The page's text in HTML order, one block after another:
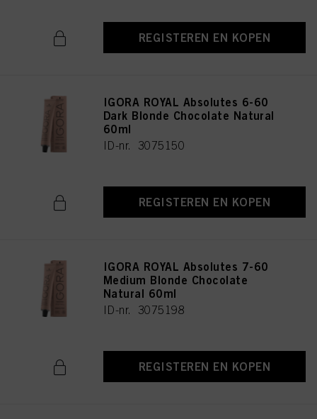
REGISTEREN EN KOPEN
IGORA ROYAL Absolutes 6-60
Dark Blonde Chocolate Natural
60ml
ID-nr. 3075150
REGISTEREN EN KOPEN
IGORA ROYAL Absolutes 7-60
Medium Blonde Chocolate
Natural 60ml
ID-nr. 3075198
REGISTEREN EN KOPEN